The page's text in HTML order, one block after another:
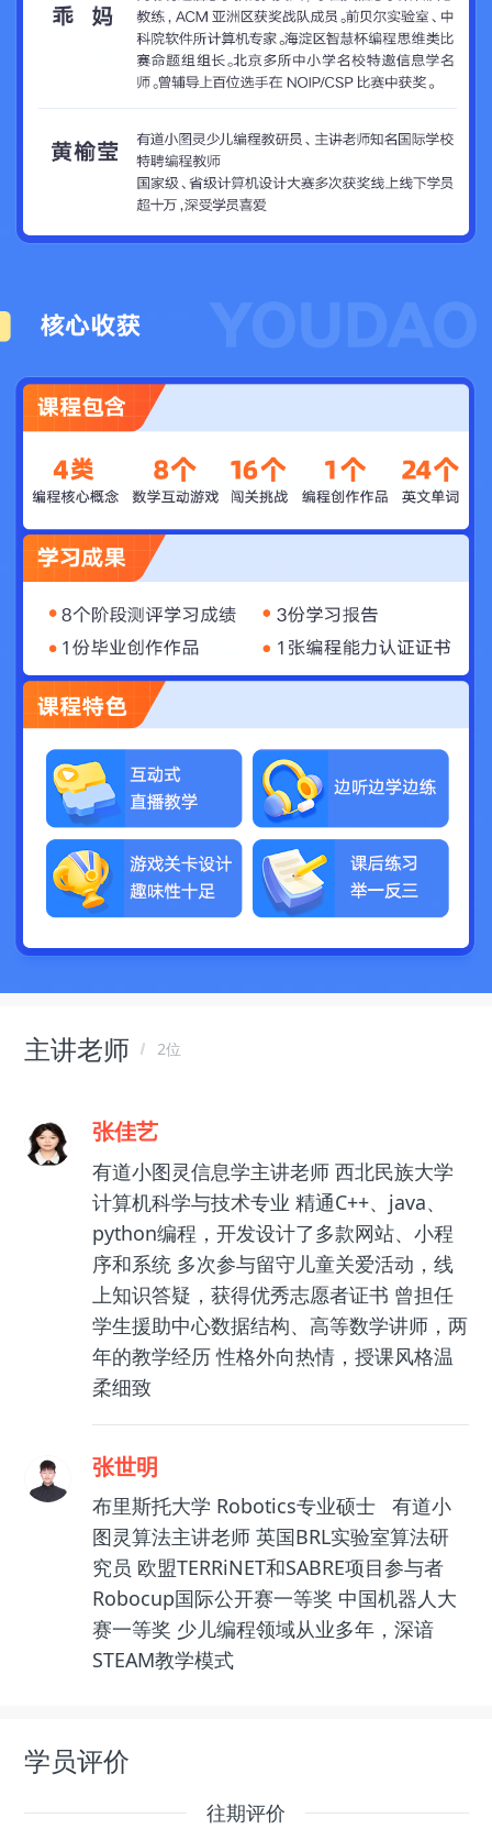
主讲老师 2位
张佳艺
有道小图灵信息学主讲老师 西北民族大学
计算机科学与技术专业 精通C++、java、
python编程，开发设计了多款网站、小程
序和系统 多次参与留守儿童关爱活动，线
上知识答疑，获得优秀志愿者证书 曾担任
学生援助中心数据结构、高等数学讲师，两
年的教学经历 性格外向热情，授课风格温
柔细致
张世明
布里斯托大学 Robotics专业硕士 有道小
图灵算法主讲老师 英国BRL实验室算法研
究员 欧盟TERRiNET和SABRE项目参与者
Robocup国际公开赛一等奖 中国机器人大
赛一等奖 少儿编程领域从业多年，深谙
STEAM教学模式
学员评价
往期评价